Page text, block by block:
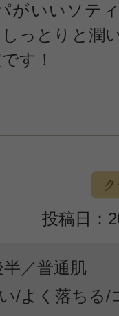
がいいソテ
っとりと潤
す！
投稿日：
／普通肌
/よく落ちる/